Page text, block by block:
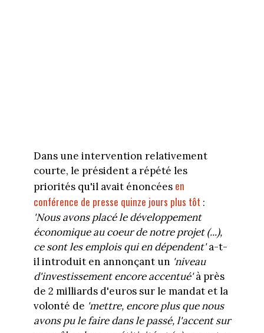
Dans une intervention relativement
courte, le président a répété les
priorités qu'il avait énoncées en
conférence de presse quinze jours plus tôt :
'Nous avons placé le développement
économique au coeur de notre projet (...),
ce sont les emplois qui en dépendent'a-t-
il introduit en annonçant un 'niveau
d'investissement encore accentué'à près
de 2 milliards d'euros sur le mandat et la
volonté de 'mettre, encore plus que nous
avons pu le faire dans le passé, l'accent sur